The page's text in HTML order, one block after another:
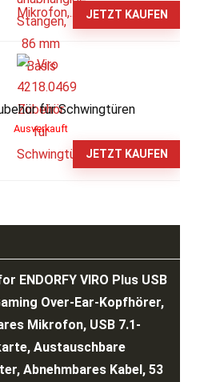
JETZT KAUFEN
für Schwingtüren
Ausverkauft
JETZT KAUFEN
ENDORFY VIRO Plus USB
Over-Ear-Kopfhörer,
Mikrofon, USB 7.1-
Austauschbare
Abnehmbares Kabel, 53